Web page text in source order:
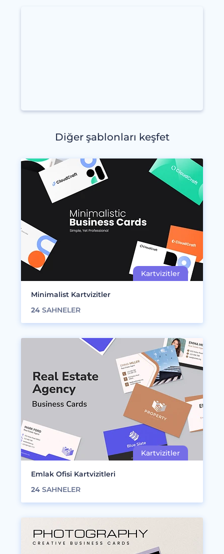
Diğer şablonları keşfet
Minimalist Kartvizitler
24 SAHNELER
Emlak Ofisi Kartvizitleri
24 SAHNELER